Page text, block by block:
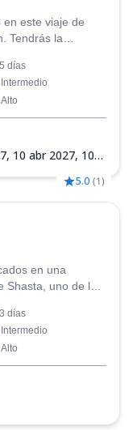
este viaje de
Tendrás la
5 días
Intermedio
Alto
10 abr 2027, 10
5.0 (1)
en una
uno de los
diseñados tanto
experimentados.
3 días
Intermedio
Alto